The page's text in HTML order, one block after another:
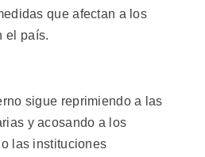
que afectan a los
el país.
sigue reprimiendo a las
y acosando a los
las instituciones